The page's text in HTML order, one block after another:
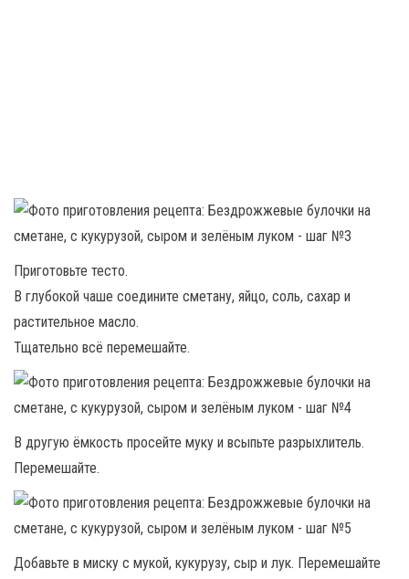
Приготовьте тесто.
В глубокой чаше соедините сметану, яйцо, соль, сахар и
растительное масло.
Тщательно всё перемешайте.
В другую ёмкость просейте муку и всыпьте разрыхлитель.
Перемешайте.
Добавьте в миску с мукой, кукурузу, сыр и лук. Перемешайте